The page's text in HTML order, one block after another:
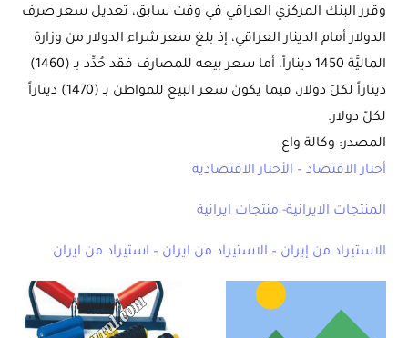
وقرر البنك المركزي العراقي في وقت سابق، تعديل سعر صرف
الدولار أمام الدينار العراقي، إذ بلغ سعر شراء الدولار من وزارة
الماليَّة 1450 ديناراً، أما سعر بيعه للمصارف فقد حُدِّد بـ (1460)
ديناراً لكلّ دولار، فيما يكون سعر البيع للمواطن بـ (1470) ديناراً
لكلّ دولار.
المصدر: وكالة واع
أخبار الاقتصاد – الأخبار الاقتصادية
المنتجات الايرانية- منتجات ايرانية
الاستيراد من إيران – الاستيراد من ايران – استيراد من ايران